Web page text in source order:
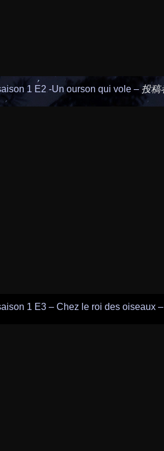
1 E2 -Un ourson qui vole – 投稿
1 E3 – Chez le roi des oiseaux –